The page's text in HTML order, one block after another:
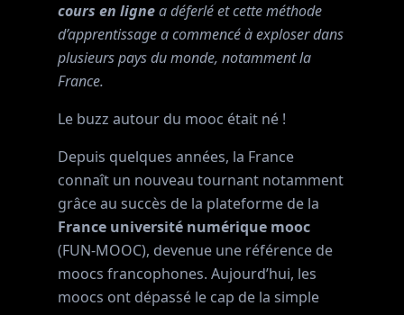
cours en lignea déferlé et cette méthode
d’apprentissage a commencé à exploser dans
plusieurs pays du monde, notamment la
France.
Le buzz autour du mooc était né !
Depuis quelques années, la France
connaît un nouveau tournant notamment
grâce au succès de la plateforme de la
France université numérique mooc
(FUN-MOOC), devenue une référence de
moocs francophones. Aujourd’hui, les
moocs ont dépassé le cap de la simple